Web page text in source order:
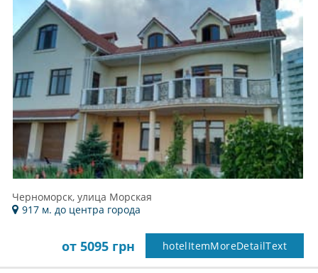
Черноморск, улица Морская
917 м. до центра города
от 5095 грн hotelItemMoreDetailText